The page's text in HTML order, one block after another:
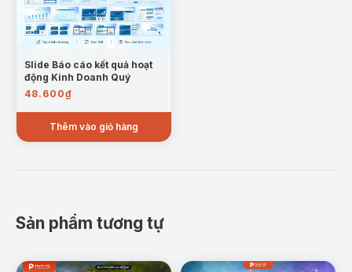
Slide Báo cáo kết quả hoạt
động Kinh Doanh Quý
48.600₫
Thêm vào giỏ hàng
Sản phẩm tương tự